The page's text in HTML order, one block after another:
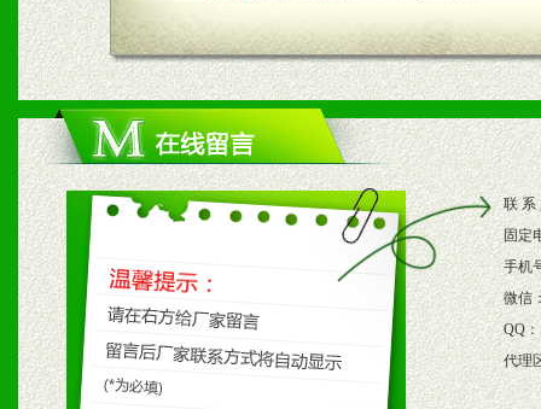
四、市场操作及支持
1、根据区域市场协助制定
2、根据具体情况公司给予
3、根据市场需要，派驻区
保产品顺利销售。
4、根据市场情况公司给予
购支持。
联 系
固定
手机
微信
QQ：
代理